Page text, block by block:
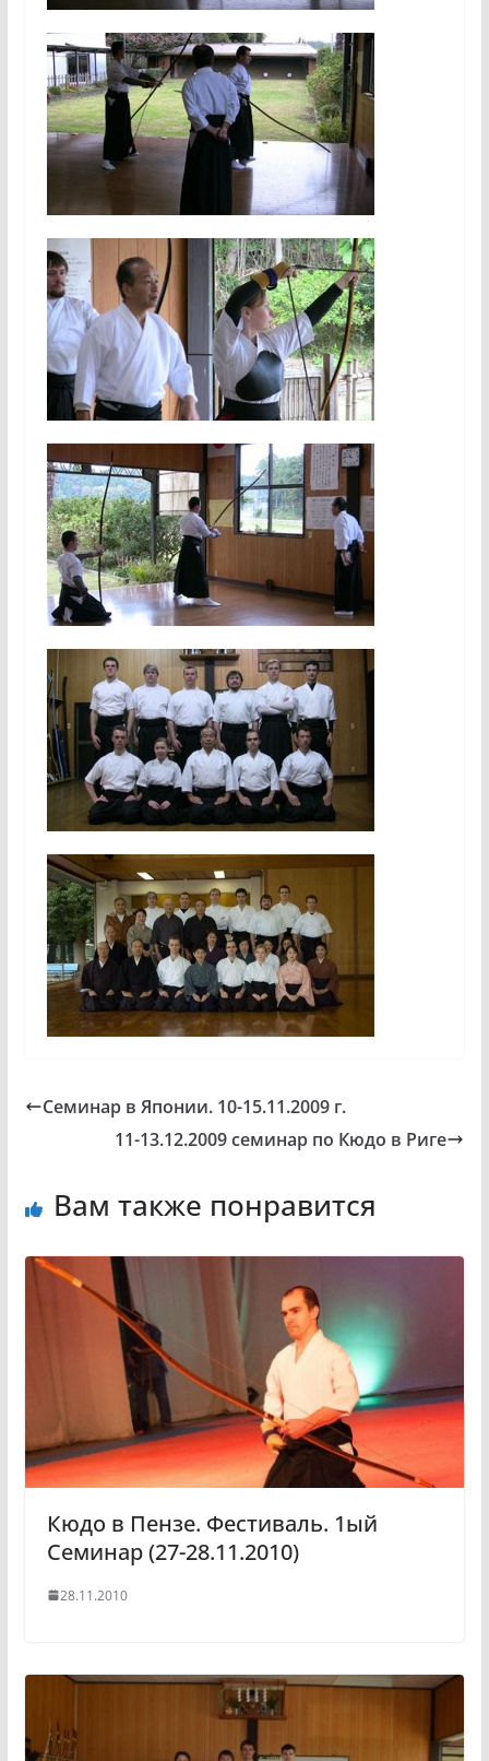
Семинар в Японии. 10-15.11.2009 г.
11-13.12.2009 семинар по Кюдо в Риге
Вам также понравится
Кюдо в Пензе. Фестиваль. 1ый
Семинар (27-28.11.2010)
28.11.2010